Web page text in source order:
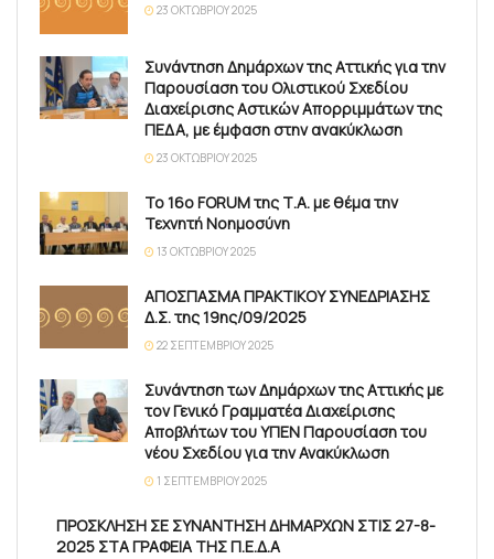
23 ΟΚΤΩΒΡΊΟΥ 2025
Συνάντηση Δημάρχων της Αττικής για την
Παρουσίαση του Ολιστικού Σχεδίου
Διαχείρισης Αστικών Απορριμμάτων της
ΠΕΔΑ, με έμφαση στην ανακύκλωση
23 ΟΚΤΩΒΡΊΟΥ 2025
Το 16ο FORUM της Τ.Α. με θέμα την
Τεχνητή Νοημοσύνη
13 ΟΚΤΩΒΡΊΟΥ 2025
ΑΠΟΣΠΑΣΜΑ ΠΡΑΚΤΙΚΟΥ ΣΥΝΕΔΡΙΑΣΗΣ
Δ.Σ. της 19ης/09/2025
22 ΣΕΠΤΕΜΒΡΊΟΥ 2025
Συνάντηση των Δημάρχων της Αττικής με
τον Γενικό Γραμματέα Διαχείρισης
Αποβλήτων του ΥΠΕΝ Παρουσίαση του
νέου Σχεδίου για την Ανακύκλωση
1 ΣΕΠΤΕΜΒΡΊΟΥ 2025
ΠΡΟΣΚΛΗΣΗ ΣΕ ΣΥΝΑΝΤΗΣΗ ΔΗΜΑΡΧΩΝ ΣΤΙΣ 27-8-
2025 ΣΤΑ ΓΡΑΦΕΙΑ ΤΗΣ Π.Ε.Δ.Α